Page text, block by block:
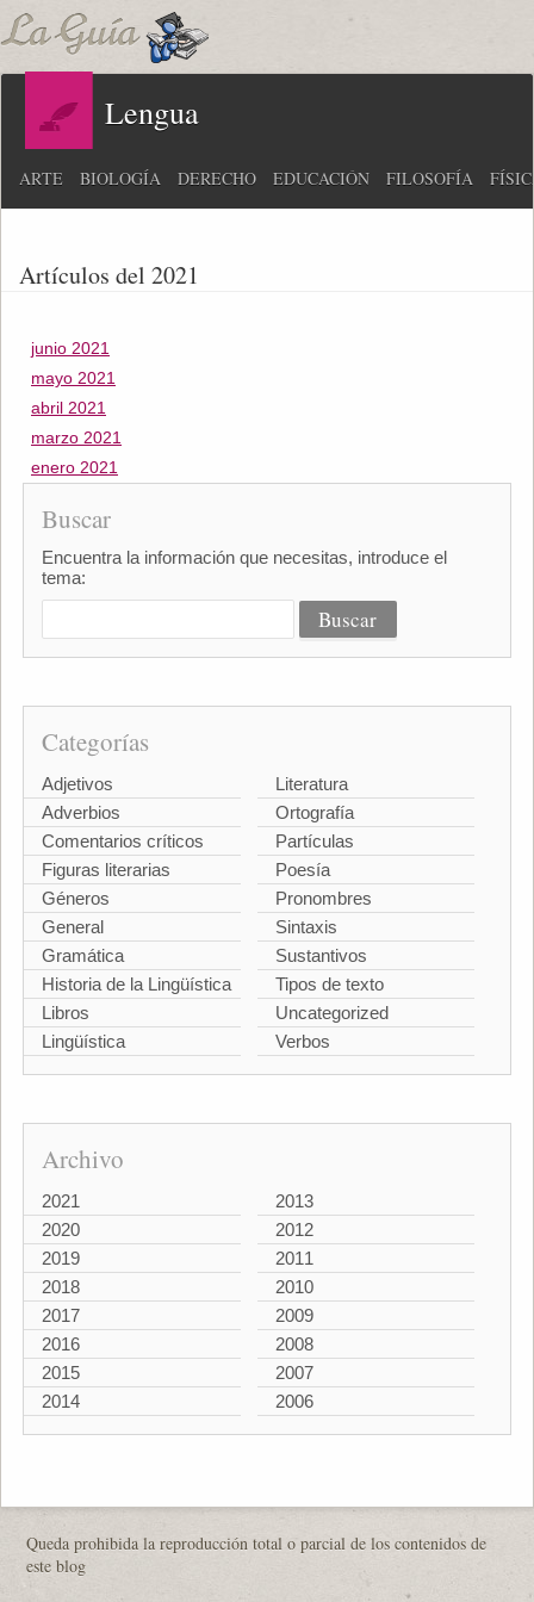
Lengua
ARTE BIOLOGÍA DERECHO EDUCACIÓN FILOSOFÍA
Artículos del 2021
junio 2021
mayo 2021
abril 2021
marzo 2021
enero 2021
Buscar
Encuentra la información que necesitas, introduce el
tema:
Categorías
Adjetivos
Adverbios
Comentarios críticos
Figuras literarias
Géneros
General
Gramática
Historia de la Lingüística
Libros
Lingüística
Literatura
Ortografía
Partículas
Poesía
Pronombres
Sintaxis
Sustantivos
Tipos de texto
Uncategorized
Verbos
Archivo
2021
2020
2019
2018
2017
2016
2015
2014
2013
2012
2011
2010
2009
2008
2007
2006
Queda prohibida la reproducción total o parcial de los contenidos de
este blog